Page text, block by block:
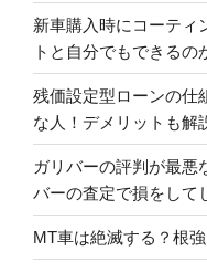
新車購入時にコーティ
トと自分でもできるの
残価設定型ローンの仕
な人！デメリットも解
ガリバーの評判が最悪
バーの査定で損をして
MT車は絶滅する？根